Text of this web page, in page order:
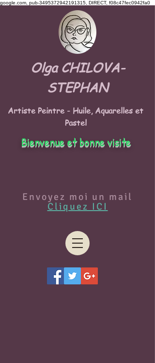
google.com, pub-3495372942191315, DIRECT, f08c47fec0942fa0
Olga CHILOVA-
STEPHAN
Artiste Peintre - Huile, Aquarelles et
Pastel
Envoyez moi un mail
Cliquez ICI
Bienvenue et bonne visite